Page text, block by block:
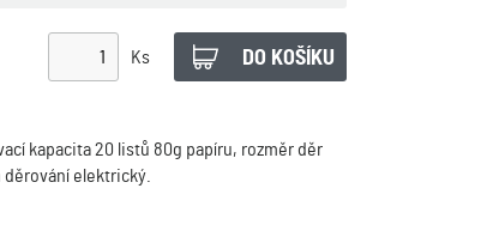
Ks
kapacita 20 listů 80g papíru, rozměr děr
elektrický.